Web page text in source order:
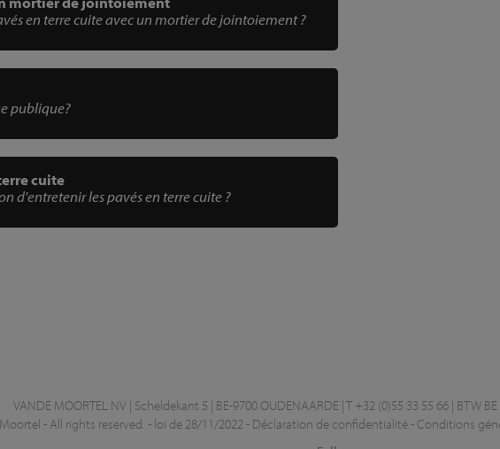
en terre cuite avec un mortier de jointoiement ?
publique?
cuite
d'entretenir les pavés en terre cuite ?
VANDE MOORTEL NV | Scheldekant 5 | BE-9700 OUDENAARDE | T +32 (0)55 33 55 66 | BTW
- All rights reserved. - loi de 28/11/2022- Déclaration de confidentialité- Conditions